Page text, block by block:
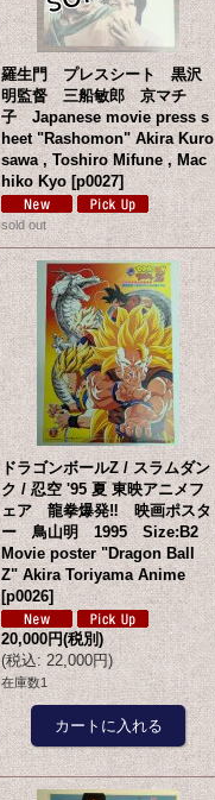
羅生門 プレスシート 黒沢
明監督 三船敏郎 京マチ
子 Japanese movie press s
heet "Rashomon" Akira Kuro
sawa , Toshiro Mifune , Mac
hiko Kyo [p0027]
sold out
ドラゴンボールZ / スラムダン
ク / 忍空 '95 夏 東映アニメフ
ェア 龍拳爆発‼ 映画ポスタ
ー 鳥山明 1995 Size:B2
Movie poster "Dragon Ball
Z" Akira Toriyama Anime
[p0026]
20,000円(税別)
(税込: 22,000円)
在庫数1